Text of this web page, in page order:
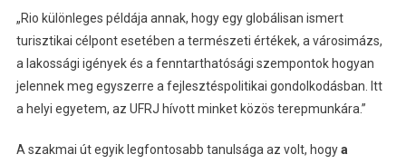
„Rio különleges példája annak, hogy egy globálisan ismert
turisztikai célpont esetében a természeti értékek, a városimázs,
a lakossági igények és a fenntarthatósági szempontok hogyan
jelennek meg egyszerre a fejlesztéspolitikai gondolkodásban. Itt
a helyi egyetem, az UFRJ hívott minket közös terepmunkára.”
A szakmai út egyik legfontosabb tanulsága az volt, hogya